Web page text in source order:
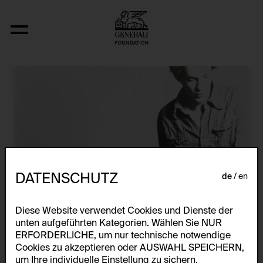
Studies for The Constructor VII, VIII, IX,
DATENSCHUTZ de en
Diese Website verwendet Cookies und Dienste der
unten aufgeführten Kategorien. Wählen Sie NUR
ERFORDERLICHE, um nur technische notwendige
Cookies zu akzeptieren oder AUSWAHL SPEICHERN,
um Ihre individuelle Einstellung zu sichern.